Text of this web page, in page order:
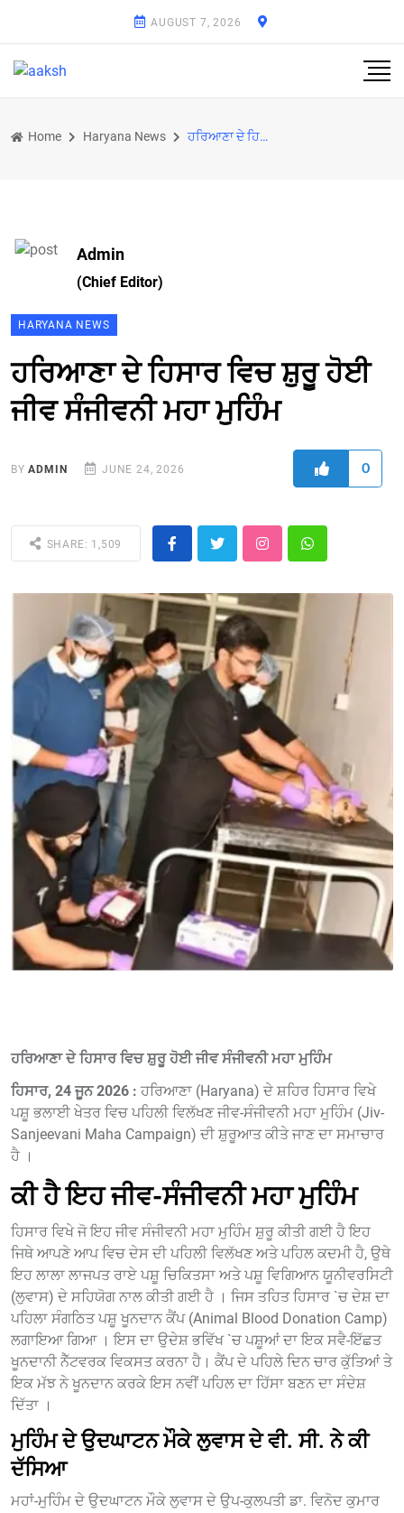
AUGUST 7, 2026
Home Haryana News ਹਰਿਆਣਾ ਦੇ ਹਿਸਾਰ ਵਿਚ ਸ਼ੁਰੂ ਹੋਈ ਜੀਵ ਸੰਜੀਵਨੀ ਮਹਾ ਮੁਹਿੰਮ
Admin
(Chief Editor)
HARYANA NEWS
ਹਰਿਆਣਾ ਦੇ ਹਿਸਾਰ ਵਿਚ ਸ਼ੁਰੂ ਹੋਈ
ਜੀਵ ਸੰਜੀਵਨੀ ਮਹਾ ਮੁਹਿੰਮ
BYADMIN JUNE 24, 2026 0
SHARE: 1,509
ਹਰਿਆਣਾ ਦੇ ਹਿਸਾਰ ਵਿਚ ਸ਼ੁਰੂ ਹੋਈ ਜੀਵ ਸੰਜੀਵਨੀ ਮਹਾ ਮੁਹਿੰਮ
ਹਿਸਾਰ, 24 ਜੂਨ 2026 : ਹਰਿਆਣਾ (Haryana) ਦੇ ਸ਼ਹਿਰ ਹਿਸਾਰ ਵਿਖੇ
ਪਸ਼ੂ ਭਲਾਈ ਖੇਤਰ ਵਿਚ ਪਹਿਲੀ ਵਿਲੱਖਣ ਜੀਵ-ਸੰਜੀਵਨੀ ਮਹਾ ਮੁਹਿੰਮ (Jiv-
Sanjeevani Maha Campaign) ਦੀ ਸ਼ੁਰੂਆਤ ਕੀਤੇ ਜਾਣ ਦਾ ਸਮਾਚਾਰ
ਹੈ ।
ਕੀ ਹੈ ਇਹ ਜੀਵ-ਸੰਜੀਵਨੀ ਮਹਾ ਮੁਹਿੰਮ
ਹਿਸਾਰ ਵਿਖੇ ਜੋ ਇਹ ਜੀਵ ਸੰਜੀਵਨੀ ਮਹਾ ਮੁਹਿੰਮ ਸ਼ੁਰੂ ਕੀਤੀ ਗਈ ਹੈ ਇਹ
ਜਿਥੇ ਆਪਣੇ ਆਪ ਵਿਚ ਦੇਸ ਦੀ ਪਹਿਲੀ ਵਿਲੱਖਣ ਅਤੇ ਪਹਿਲ ਕਦਮੀ ਹੈ, ਉਥੇ
ਇਹ ਲਾਲਾ ਲਾਜਪਤ ਰਾਏ ਪਸ਼ੂ ਚਿਕਿਤਸਾ ਅਤੇ ਪਸ਼ੂ ਵਿਗਿਆਨ ਯੂਨੀਵਰਸਿਟੀ
(ਲੁਵਾਸ) ਦੇ ਸਹਿਯੋਗ ਨਾਲ ਕੀਤੀ ਗਈ ਹੈ । ਜਿਸ ਤਹਿਤ ਹਿਸਾਰ `ਚ ਦੇਸ਼ ਦਾ
ਪਹਿਲਾ ਸੰਗਠਿਤ ਪਸ਼ੂ ਖੂਨਦਾਨ ਕੈਂਪ (Animal Blood Donation Camp)
ਲਗਾਇਆ ਗਿਆ । ਇਸ ਦਾ ਉਦੇਸ਼ ਭਵਿੱਖ `ਚ ਪਸ਼ੂਆਂ ਦਾ ਇਕ ਸਵੈ-ਇੱਛਤ
ਖੂਨਦਾਨੀ ਨੈੱਟਵਰਕ ਵਿਕਸਤ ਕਰਨਾ ਹੈ। ਕੈਂਪ ਦੇ ਪਹਿਲੇ ਦਿਨ ਚਾਰ ਕੁੱਤਿਆਂ ਤੇ
ਇਕ ਮੱਝ ਨੇ ਖੂਨਦਾਨ ਕਰਕੇ ਇਸ ਨਵੀਂ ਪਹਿਲ ਦਾ ਹਿੱਸਾ ਬਣਨ ਦਾ ਸੰਦੇਸ਼
ਦਿੱਤਾ ।
ਮੁਹਿੰਮ ਦੇ ਉਦਘਾਟਨ ਮੌਕੇ ਲੁਵਾਸ ਦੇ ਵੀ. ਸੀ. ਨੇ ਕੀ
ਦੱਸਿਆ
ਮਹਾਂ-ਮੁਹਿੰਮ ਦੇ ਉਦਘਾਟਨ ਮੌਕੇ ਲੁਵਾਸ ਦੇ ਉਪ-ਕੁਲਪਤੀ ਡਾ. ਵਿਨੋਦ ਕੁਮਾਰ